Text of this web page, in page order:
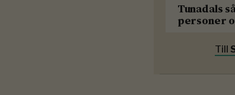
Tunadals
personer
Till